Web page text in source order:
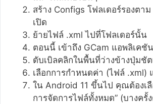
สร้าง Configs โฟลเดอร์รองตา
เปิด
ย้ายไฟล์ .xml ไปที่โฟลเดอร์นั้น
ตอนนี้ เข้าถึง GCam แอพลิเคชัน
ดับเบิลคลิกในพื้นที่ว่างข้างปุ่มชัต
เลือกการกำหนดค่า (ไฟล์ .xml)
ใน Android 11 ขึ้นไป คุณต้องเ
การจัดการไฟล์ทั้งหมด” (บางค